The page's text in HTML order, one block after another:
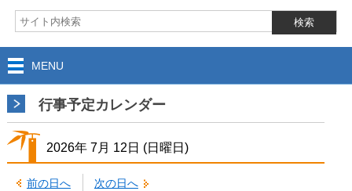
MENU
行事予定カレンダー
2026年 7月 12日 (日曜日)
前の日へ 次の日へ